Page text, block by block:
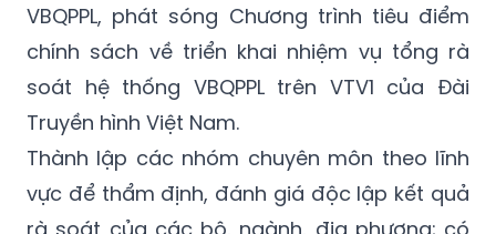
VBQPPL, phát sóng Chương trình tiêu điểm
chính sách về triển khai nhiệm vụ tổng rà
soát hệ thống VBQPPL trên VTV1 của Đài
Truyền hình Việt Nam.
Thành lập các nhóm chuyên môn theo lĩnh
vực để thẩm định, đánh giá độc lập kết quả